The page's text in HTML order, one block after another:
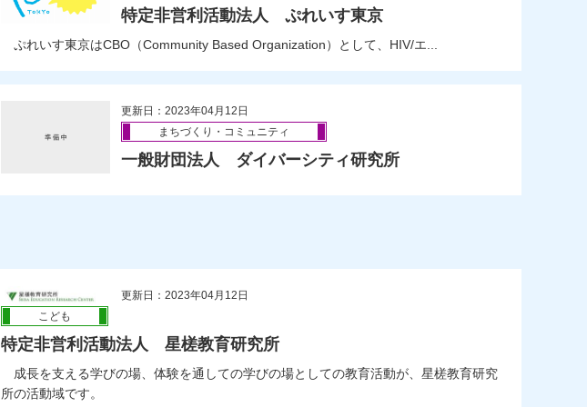
特定非営利活動法人 ぷれいす東京
ぷれいす東京はCBO（Community Based Organization）として、HIV/エ...
更新日：2023年04月12日
まちづくり・コミュニティ
一般財団法人 ダイバーシティ研究所
更新日：2023年04月12日
こども
特定非営利活動法人 星槎教育研究所
成長を支える学びの場、体験を通しての学びの場としての教育活動が、星槎教育研究
所の活動域です。